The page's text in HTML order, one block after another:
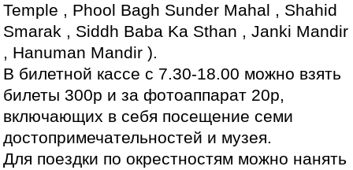
Temple , Phool Bagh Sunder Mahal , Shahid
Smarak , Siddh Baba Ka Sthan , Janki Mandir
, Hanuman Mandir ).
В билетной кассе с 7.30-18.00 можно взять
билеты 300р и за фотоаппарат 20р,
включающих в себя посещение семи
достопримечательностей и музея.
Для поездки по окрестностям можно нанять